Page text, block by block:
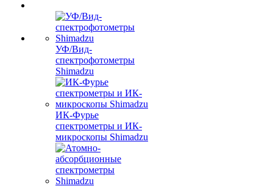
УФ/Вид-
спектрофотометры
Shimadzu
ИК-Фурье
спектрометры и ИК-
микроскопы Shimadzu